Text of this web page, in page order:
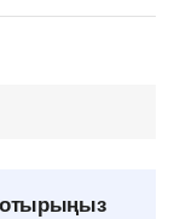
отырыңыз